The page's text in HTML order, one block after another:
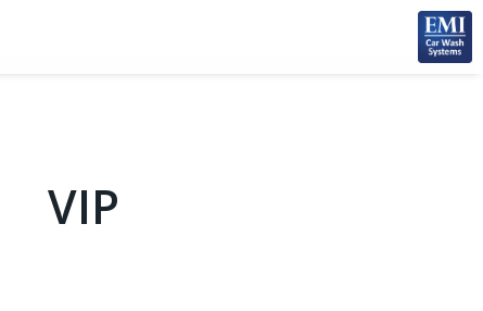
VIP